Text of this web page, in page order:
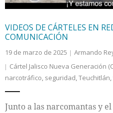
VIDEOS DE CÁRTELES EN
COMUNICACIÓN
19 de marzo de 2025 Armando
Cártel Jalisco Nueva Generación
narcotráfico, seguridad,Teuchitlán,
Junto a las narcomantas y